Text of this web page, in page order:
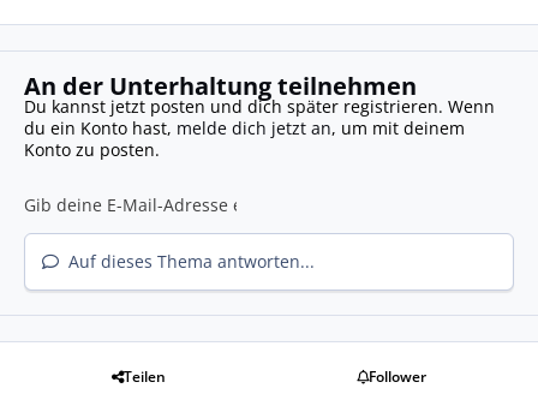
An der Unterhaltung teilnehmen
Du kannst jetzt posten und dich später registrieren. Wenn
du ein Konto hast, melde dich jetzt an, um mit deinem
Konto zu posten.
Auf dieses Thema antworten...
Teilen Follower